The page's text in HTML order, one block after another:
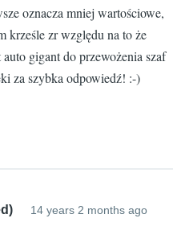
oznacza mniej wartościowe,
krześle zr względu na to że
gigant do przewożenia szaf
za szybka odpowiedź! :-)
14 years 2 months ago